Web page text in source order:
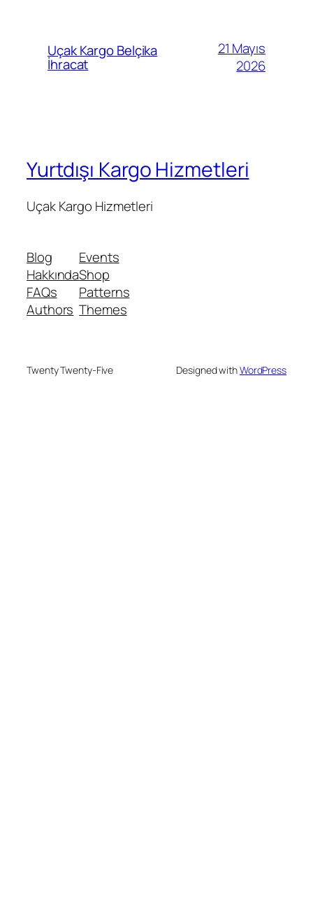
Uçak Kargo Belçika
İhracat
21 Mayıs
2026
Yurtdışı Kargo Hizmetleri
Uçak Kargo Hizmetleri
Blog
Hakkında
FAQs
Authors
Events
Shop
Patterns
Themes
Twenty Twenty-Five Designed withWordPress